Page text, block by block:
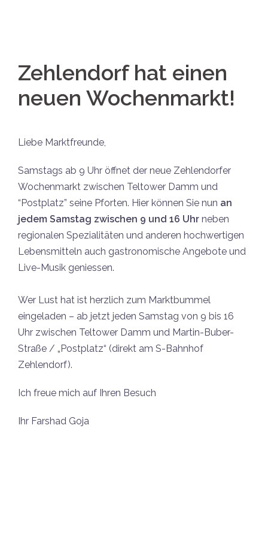
Zehlendorf hat einen
neuen Wochenmarkt!
Liebe Marktfreunde,
Samstags ab 9 Uhr öffnet der neue Zehlendorfer
Wochenmarkt zwischen Teltower Damm und
“Postplatz” seine Pforten. Hier können Sie nun an
jedem Samstag zwischen 9 und 16 Uhr neben
regionalen Spezialitäten und anderen hochwertigen
Lebensmitteln auch gastronomische Angebote und
Live-Musik geniessen.
Wer Lust hat ist herzlich zum Marktbummel
eingeladen – ab jetzt jeden Samstag von 9 bis 16
Uhr zwischen Teltower Damm und Martin-Buber-
Straße / „Postplatz“ (direkt am S-Bahnhof
Zehlendorf).
Ich freue mich auf Ihren Besuch
Ihr Farshad Goja